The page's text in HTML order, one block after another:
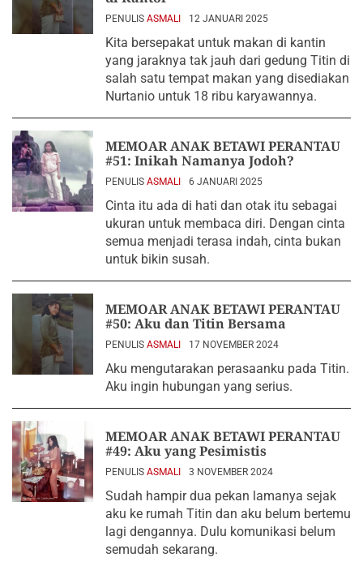
PENULIS ASMALI 12 JANUARI 2025
Kita bersepakat untuk makan di kantin
yang jaraknya tak jauh dari gedung Titin di
salah satu tempat makan yang disediakan
Nurtanio untuk 18 ribu karyawannya.
MEMOAR ANAK BETAWI PERANTAU
#51: Inikah Namanya Jodoh?
PENULIS ASMALI 6 JANUARI 2025
Cinta itu ada di hati dan otak itu sebagai
ukuran untuk membaca diri. Dengan cinta
semua menjadi terasa indah, cinta bukan
untuk bikin susah.
MEMOAR ANAK BETAWI PERANTAU
#50: Aku dan Titin Bersama
PENULIS ASMALI 17 NOVEMBER 2024
Aku mengutarakan perasaanku pada Titin.
Aku ingin hubungan yang serius.
MEMOAR ANAK BETAWI PERANTAU
#49: Aku yang Pesimistis
PENULIS ASMALI 3 NOVEMBER 2024
Sudah hampir dua pekan lamanya sejak
aku ke rumah Titin dan aku belum bertemu
lagi dengannya. Dulu komunikasi belum
semudah sekarang.